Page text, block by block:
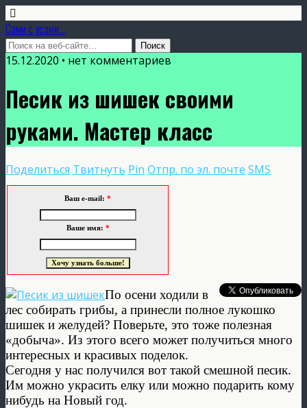
Сами с усами...
15.12.2020 • нет комментариев
Песик из шишек своими
руками. Мастер класс
Поделиться Твитнуть Pin Отпр. по эл. почте SMS
Ваш e-mail: *
Ваше имя: *
По осени ходили в
лес собирать грибы, а принесли полное лукошко
шишек и желудей? Поверьте, это тоже полезная
«добыча». Из этого всего может получиться много
интересных и красивых поделок.
Сегодня у нас получился вот такой смешной песик.
Им можно украсить елку или можно подарить кому
нибудь на Новый год.